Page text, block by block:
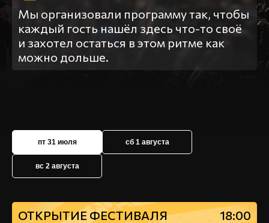
Мы организовали программу так, чтобы
каждый гость нашёл здесь что-то своё
и захотел остаться в этом ритме как
можно дольше.
пт 31 июля сб 1 августа
вс 2 августа
ОТКРЫТИЕ ФЕСТИВАЛЯ
18:00